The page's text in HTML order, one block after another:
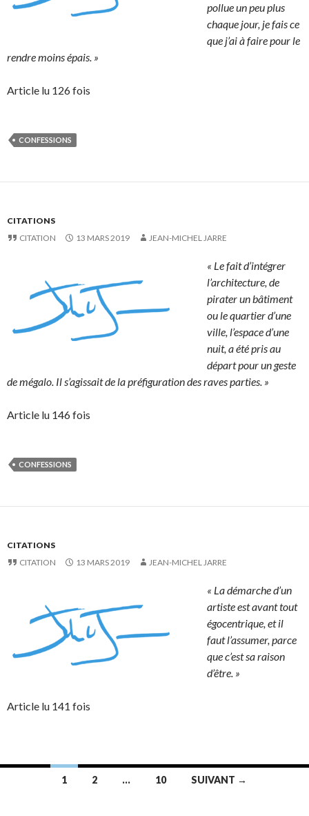
pollue un peu plus
chaque jour, je fais ce
que j’ai à faire pour le
rendre moins épais. »
Article lu 126 fois
CONFESSIONS
CITATIONS
CITATION
13 MARS 2019 JEAN-MICHEL JARRE
« Le fait d’intégrer
l’architecture, de
pirater un bâtiment
ou le quartier d’une
ville, l’espace d’une
nuit, a été pris au
départ pour un geste
de mégalo. Il s’agissait de la préfiguration des raves parties. »
Article lu 146 fois
CONFESSIONS
CITATIONS
CITATION
13 MARS 2019 JEAN-MICHEL JARRE
« La démarche d’un
artiste est avant tout
égocentrique, et il
faut l’assumer, parce
que c’est sa raison
d’être. »
Article lu 141 fois
Navigation
1 2 … 10 SUIVANT →